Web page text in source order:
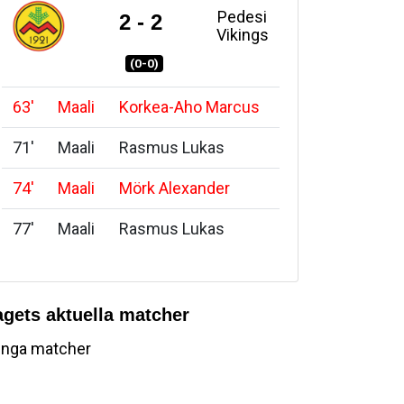
2 - 2
Pedesi
Vikings
(0-0)
63' Maali Korkea-Aho Marcus
71' Maali Rasmus Lukas
74' Maali Mörk Alexander
77' Maali Rasmus Lukas
aktuella matcher
matcher